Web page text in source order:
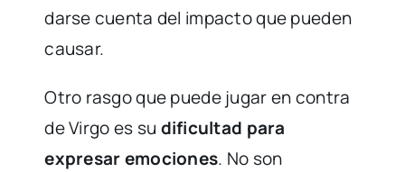
darse cuenta del impacto que pueden
causar.
Otro rasgo que puede jugar en contra
de Virgo es su dificultad para
expresar emociones. No son